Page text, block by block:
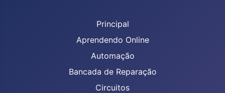
Principal
Aprendendo Online
Automação
Bancada de Reparação
Circuitos